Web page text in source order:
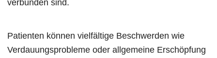
verbunden sind.
Patienten können vielfältige Beschwerden wie
Verdauungsprobleme oder allgemeine Erschöpfung